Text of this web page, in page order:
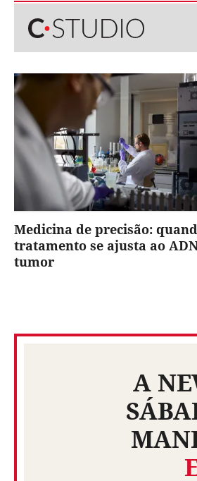
Medicina de precisão:
tratamento se ajusta ao
tumor
A